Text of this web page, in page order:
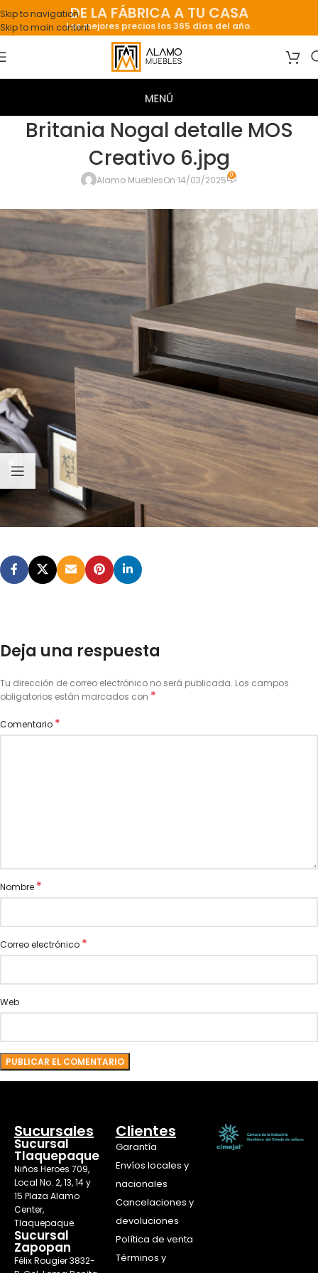
Skip to navigation
Skip to main content
DE LA FÁBRICA A TU CASA
Los mejores precios los 365 días del año.
Britania Nogal detalle MOS
Creativo 6.jpg
Alamo MueblesOn 14/03/2025 0
Deja una respuesta
Tu dirección de correo electrónico no será publicada. Los campos
obligatorios están marcados con *
Comentario *
Nombre *
Correo electrónico *
Web
Sucursales
Sucursal
Tlaquepaque
Niños Heroes 709,
Local No. 2, 13, 14 y
15 Plaza Alamo
Center,
Tlaquepaque.
Sucursal
Zapopan
Félix Rougier 3832-
Clientes
Garantía
Envíos locales y
nacionales
Cancelaciones y
devoluciones
Política de venta
Términos y